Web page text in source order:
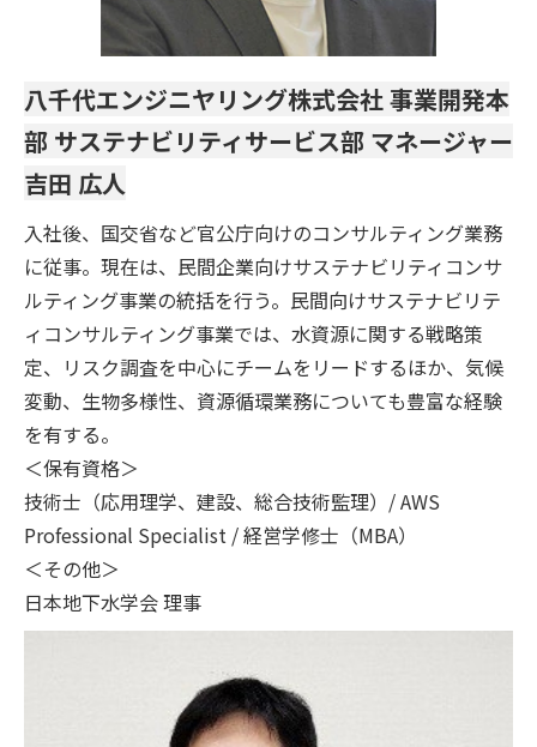
八千代エンジニヤリング株式会社 事業開発本
部 サステナビリティサービス部 マネージャー
吉田 広人
入社後、国交省など官公庁向けのコンサルティング業務
に従事。現在は、民間企業向けサステナビリティコンサ
ルティング事業の統括を行う。民間向けサステナビリテ
ィコンサルティング事業では、水資源に関する戦略策
定、リスク調査を中心にチームをリードするほか、気候
変動、生物多様性、資源循環業務についても豊富な経験
を有する。
＜保有資格＞
技術士（応用理学、建設、総合技術監理）/ AWS
Professional Specialist / 経営学修士（MBA）
＜その他＞
日本地下水学会 理事